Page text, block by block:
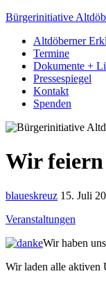
Bürgerinitiative
Altdöberner
Termine
Dokumente +
Pressespiegel
Kontakt
Spenden
Wir feiern
blaueskreuz 15. Juli
Veranstaltungen
Wir haben
Wir laden alle aktiven